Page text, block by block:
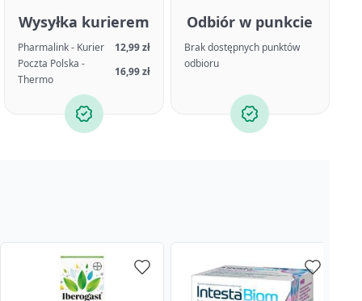
Wysyłka kurierem
Pharmalink - Kurier
12,99 zł
Poczta Polska -
Thermo
16,99 zł
Odbiór w punkcie
Brak dostępnych punktów
odbioru